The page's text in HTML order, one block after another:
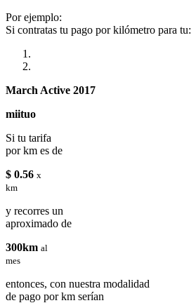
Por ejemplo:
Si contratas tu pago por kilómetro para tu:
March Active 2017
miituo
Si tu tarifa
por km es de
$ 0.56 x
km
y recorres un
aproximado de
300km al
mes
entonces, con nuestra modalidad
de pago por km serían